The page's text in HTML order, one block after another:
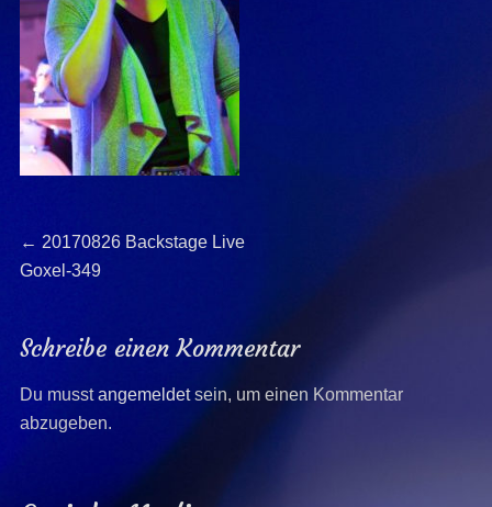
Beitragsnavigation
← Previous
post:
20170826 Backstage Live
Goxel-349
Schreibe einen Kommentar
Du musstangemeldetsein, um einen Kommentar
abzugeben.